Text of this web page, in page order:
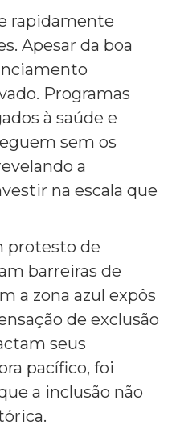
rapidamente
Apesar da boa
Programas
à saúde e
sem os
a
na escala que
protesto de
barreiras de
a zona azul expôs
de exclusão
seus
pacífico, foi
a inclusão não